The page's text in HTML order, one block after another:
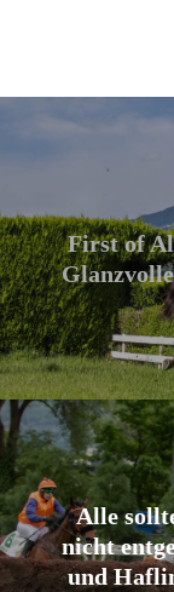
First of
Alle
nicht
und